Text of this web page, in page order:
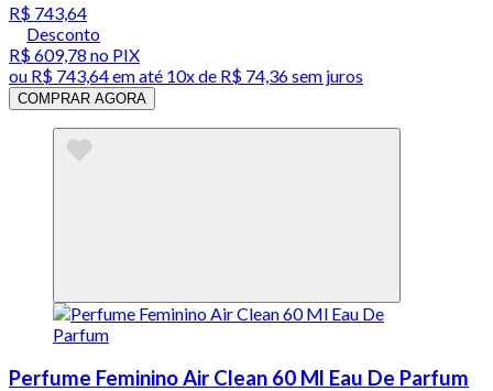
R$ 743,64
Desconto
R$ 609,78 no PIX
ou R$ 743,64em até 10x de R$ 74,36 sem juros
COMPRAR AGORA
Perfume Feminino Air Clean 60 Ml Eau De Parfum